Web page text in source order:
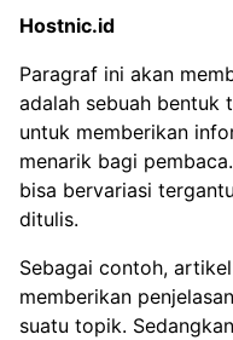
Hostnic.id
Paragraf ini akan
adalah sebuah bentuk
untuk memberikan
menarik bagi
bisa bervariasi
ditulis.
Sebagai contoh,
memberikan
suatu topik.